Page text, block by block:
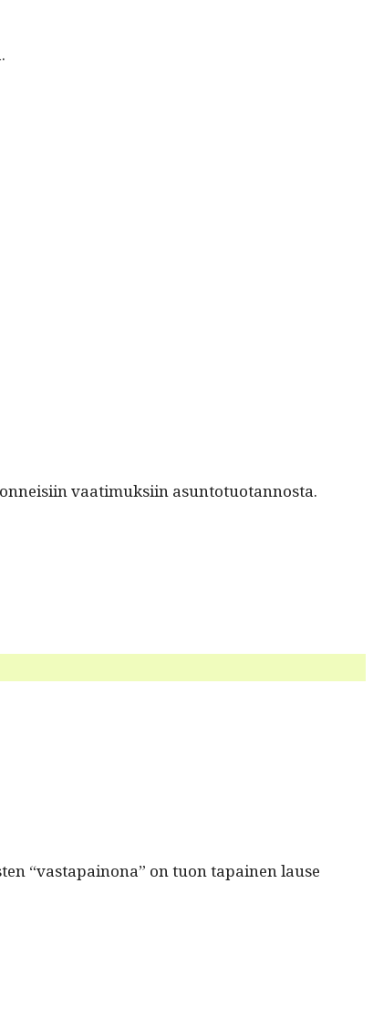
vaa­timuk­si­in asuntotuotannosta.
“vastapain­ona” on tuon tapainen lause